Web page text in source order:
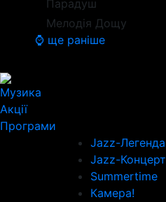
Парадуш
Мелодія Дощу
⌚ ще раніше
Музика
Акції
Програми
Jazz-Легенда
Jazz-Концерт
Summertime
Камера!